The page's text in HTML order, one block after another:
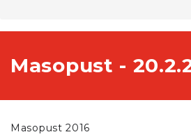
Masopust -
Masopust 2016